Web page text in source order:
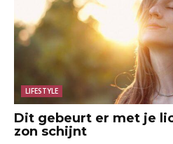
LIFESTYLE
Dit gebeurt er met je
zon schijnt